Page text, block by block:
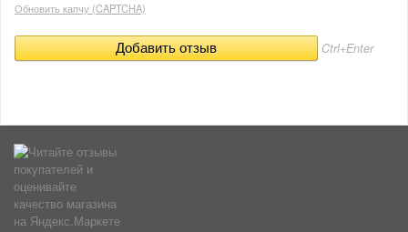
Обновить капчу (CAPTCHA)
Ctrl+Enter